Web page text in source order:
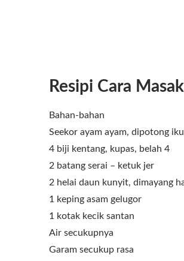
Resipi Cara
Bahan-bahan
Seekor ayam ayam, dipotong
4 biji kentang, kupas, belah 4
2 batang serai – ketuk jer
2 helai daun kunyit, dimayang
1 keping asam gelugor
1 kotak kecik santan
Air secukupnya
Garam secukup rasa